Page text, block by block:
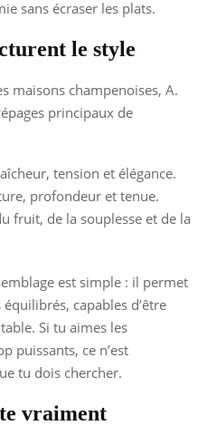
sans écraser les plats.
le style
maisons champenoises, A.
principaux de
tension et élégance.
profondeur et tenue.
fruit, de la souplesse et de la
est simple : il permet
capables d’être
Si tu aimes les
puissants, ce n’est
tu dois chercher.
vraiment